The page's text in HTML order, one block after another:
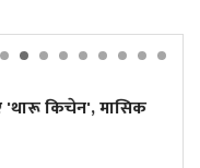
कांग्रेस